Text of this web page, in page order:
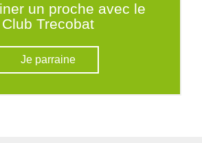
un proche avec le
Club Trecobat
Je parraine